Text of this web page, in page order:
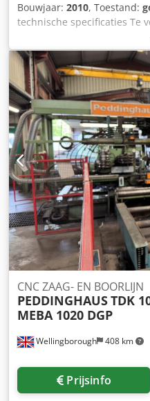
Bouwjaar: 2010, Toestand:
technische specificaties Te
doorsnede volume mm
meter 12 Boorcapaciteit
Boorkoppen nr. 1 -
Boordiameter max. mm
gereduceerde voeding)
(a.c.) kW 5,5 - Programma
continue variatie RPM 180 -
as positioneersnelheid
positioneersnelheid
Wellingborough 408 km
CNC ZAAG- EN BOORLIJN
PEDDINGHAUSTDK
MEBA 1020 DGP
Prijsinfo